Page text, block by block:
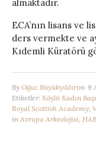
almaktadır.
ECA’nın lisans ve
ders vermekte ve
Kıdemli Küratörü
By Oğuz Büyükyıldırım 9
Etiketler: Köylü Kadın Başı
Royal Scottish Academy
in Avrupa Arkeolojisi